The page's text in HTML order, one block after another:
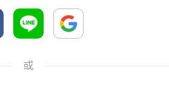
或